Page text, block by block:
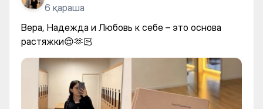
6 қараша
Вера, Надежда и Любовь к себе – это основа
растяжки😌🫶🏻